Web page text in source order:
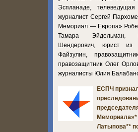
Эспланаде,
журналист Сергей
Мемориал — Европа»
Тамара Эйдельман,
Шендерович, юрист из
Файзулин,
правозащитник Олег
журналисты Юлия
ЕСПЧ
Мемориала»*
Латыпова**